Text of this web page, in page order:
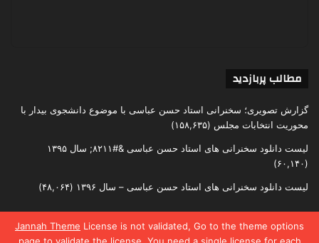
Jannah Theme License is not validated, Go to the theme options
مطالب پربازدید
گزارش تصویری؛ سخنرانی استاد حسن عباسی با موضوع دانشجوی بیدار با
محوریت انتخابات مجلس (۱۵۸,۶۳۵)
لیست دانلود سخنرانی های استاد حسن عباسی &#۸۲۱۱; سال ۱۳۹۵
(۶۰,۱۴۰)
لیست دانلود سخنرانی های استاد حسن عباسی – سال ۱۳۹۶ (۴۸,۰۶۴)